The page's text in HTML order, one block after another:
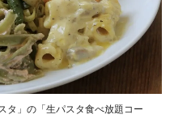
タ」の「生パスタ食べ放題コー